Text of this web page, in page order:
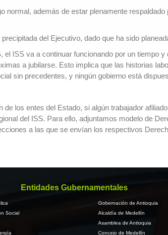
normal, además de estar plenamente
del Ejecutivo, dado que ha sido
ISS va a continuar funcionando por un tiempo
a jubilarse. Esto implica que las historias
sin precedentes, y ningún gobierno está
los entes del Estado, si algún trabajador
del ISS. Para ello, adjuntamos modelo de
a las que se envían los respectivos
Entidades Gubernamentales
Social
Gobernación de Antioquia
Alcaldía de Medellín
Asamblea de Antioquia
Concejo de Medellín